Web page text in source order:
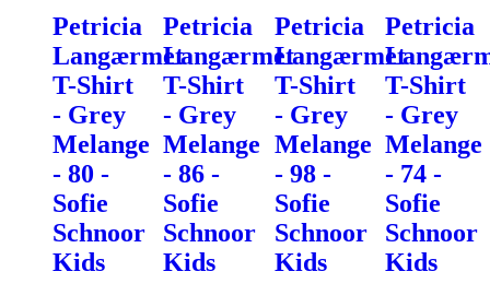
Petricia
Langærmet
T-Shirt
- Grey
Melange
- 80 -
Sofie
Schnoor
Kids
Petricia
Langærmet
T-Shirt
- Grey
Melange
- 86 -
Sofie
Schnoor
Kids
Petricia
Langærmet
T-Shirt
- Grey
Melange
- 98 -
Sofie
Schnoor
Kids
Petricia
T-Shirt
- Grey
Melange
- 74 -
Sofie
Schnoor
Kids